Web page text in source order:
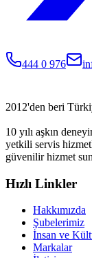
444 0 976
2012'den beri
10 yılı aşkın
yetkili servis
güvenilir hizmet
Hızlı Linkler
Hakkımızda
Şubelerimiz
İnsan ve
Markalar